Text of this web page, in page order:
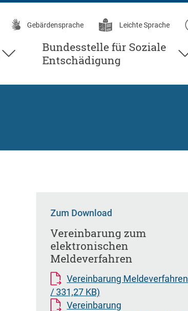
Gebärdensprache Leichte Sprache
Bundesstelle für Soziale
Entschädigung
Zum Download
Vereinbarung zum
elektronischen
Meldeverfahren
Vereinbarung Meldeverfahren
/ 331,27 KB)
Vereinbarung